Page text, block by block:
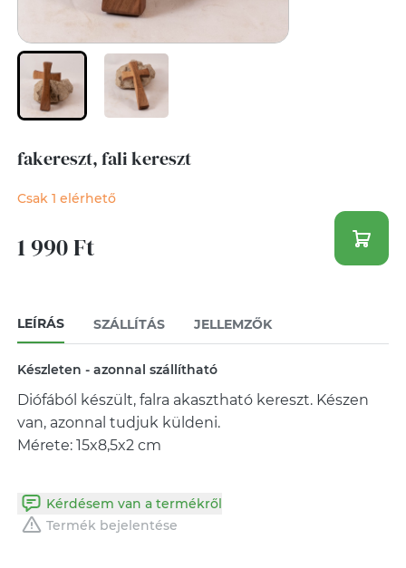
fakereszt, fali kereszt
Csak 1 elérhető
1 990 Ft
LEÍRÁS SZÁLLÍTÁS JELLEMZŐK
Készleten - azonnal szállítható
Diófából készült, falra akasztható kereszt. Készen
van, azonnal tudjuk küldeni.
Mérete: 15x8,5x2 cm
Kérdésem van a termékről
Termék bejelentése